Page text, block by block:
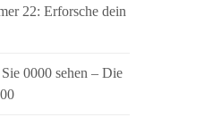
22: Erforsche dein
0000 sehen – Die